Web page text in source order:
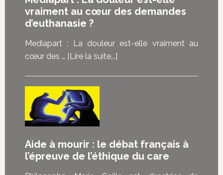
mais
pouvoir
choisir”
les
que
la
vraiment au cœur des demandes
d’euthanasie ?
Mediapart : La douleur est-elle vraiment au
cœur des … [Lire la suite...]à
vraiment
au
Aide à mourir : le débat français à
l’épreuve de l’éthique du care